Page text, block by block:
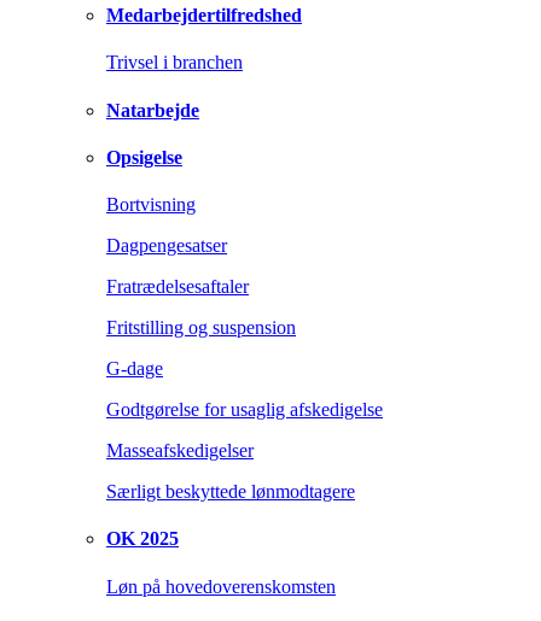
Medarbejdertilfredshed
Trivsel i branchen
Natarbejde
Opsigelse
Bortvisning
Dagpengesatser
Fratrædelsesaftaler
Fritstilling og suspension
G-dage
Godtgørelse for usaglig afskedigelse
Masseafskedigelser
Særligt beskyttede lønmodtagere
OK 2025
Løn på hovedoverenskomsten